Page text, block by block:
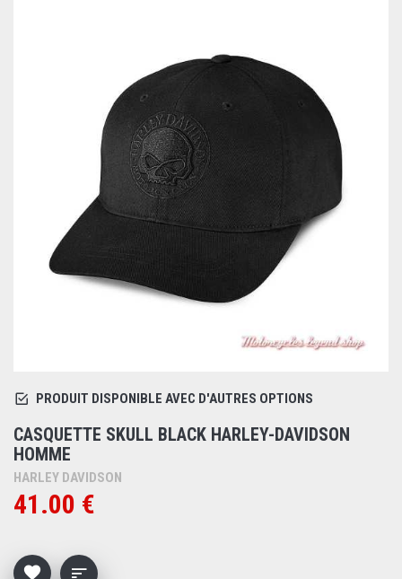
PRODUIT DISPONIBLE AVEC D'AUTRES OPTIONS
CASQUETTE SKULL BLACK HARLEY-DAVIDSON
HOMME
HARLEY DAVIDSON
41.00 €